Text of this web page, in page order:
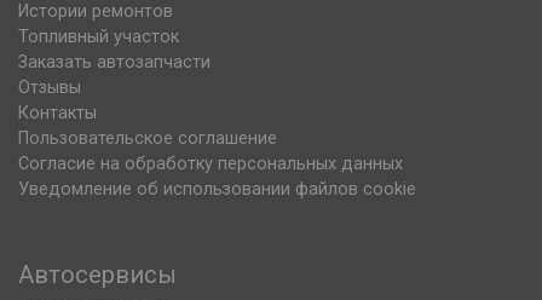
Истории ремонтов
Топливный участок
Заказать автозапчасти
Отзывы
Контакты
Пользовательское соглашение
Согласие на обработку персональных данных
Уведомление об использовании файлов cookie
Автосервисы